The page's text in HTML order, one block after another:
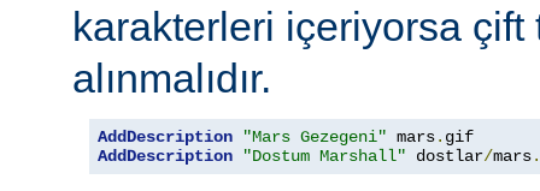
karakterleri içeriyorsa çift
alınmalıdır.
AddDescription "Mars Gezegeni" mars. gif
AddDescription
"Dostum Marshall" dostlar/mars.